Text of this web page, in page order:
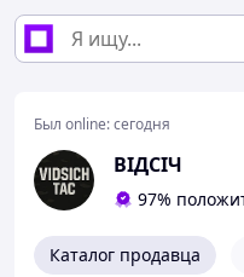
Был online:сегодня
ВІДСІЧ
97%
Каталог продавца